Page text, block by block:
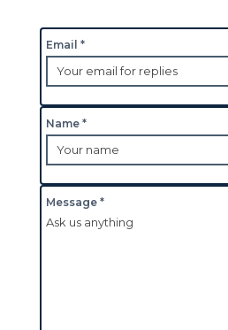
Email *
Name *
Message *